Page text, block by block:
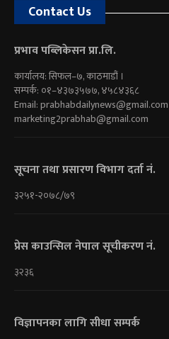
Contact Us
प्रभाव पब्लिकेसन प्रा.लि.
कार्यालय: सिफल–७, काठमाडौं ।
सम्पर्क: ०१–४३७३५७७, ४५८४३६८
Email:prabhabdailynews@gmail.com
marketing2prabhab@gmail.com
सूचना तथा प्रसारण विभाग दर्ता नं.
३२५१-२०७८/७९
प्रेस काउन्सिल नेपाल सूचीकरण नं.
३२३६
विज्ञापनका लागि सीधा सम्पर्क